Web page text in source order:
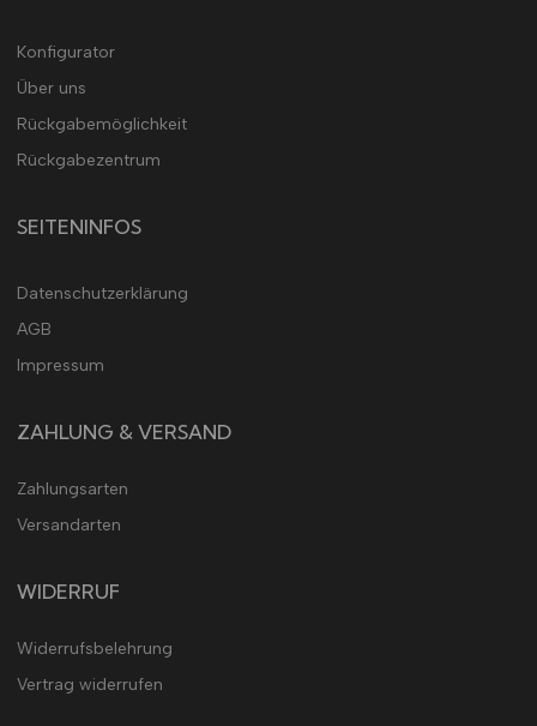
Konfigurator
Über uns
Rückgabemöglichkeit
Rückgabezentrum
SEITENINFOS
Datenschutzerklärung
AGB
Impressum
ZAHLUNG & VERSAND
Zahlungsarten
Versandarten
WIDERRUF
Widerrufsbelehrung
Vertrag widerrufen